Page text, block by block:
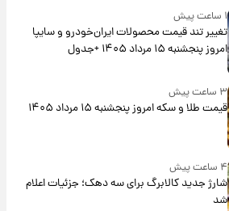
۱ ساعت پیش
تغییر تند قیمت محصولات ایران‌خودرو و سایپا
امروز پنجشنبه ۱۵ مرداد ۱۴۰۵ +جدول
۳ ساعت پیش
قیمت طلا و سکه امروز پنجشنبه ۱۵ مرداد ۱۴۰۵
۴ ساعت پیش
شارژ جدید کالابرگ برای سه دهک؛ جزئیات اعلام
شد